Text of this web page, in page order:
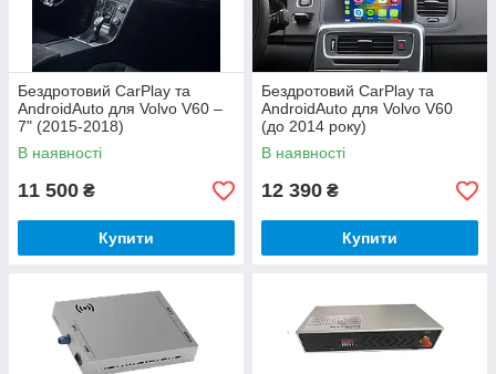
Бездротовий CarPlay та
AndroidAuto для Volvo V60 –
7" (2015-2018)
В наявності
11 500 ₴
Купити
Бездротовий CarPlay та
AndroidAuto для Volvo V60
(до 2014 року)
В наявності
12 390 ₴
Купити